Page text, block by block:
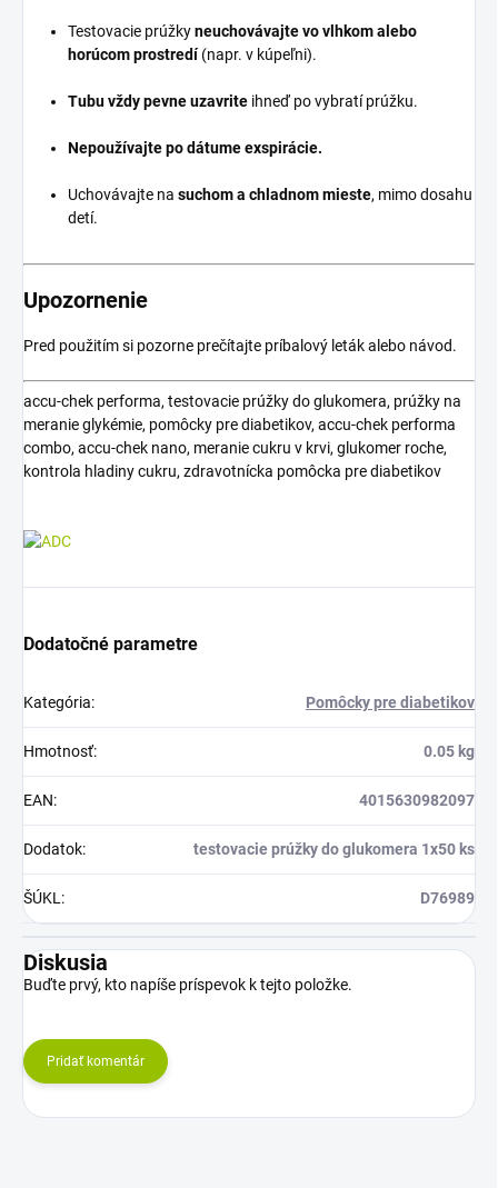
Testovacie prúžkyneuchovávajte vo vlhkom alebo
horúcom prostredí(napr. v kúpeľni).
Tubu vždy pevne uzavrite ihneď po vybratí prúžku.
Nepoužívajte po dátume exspirácie.
Uchovávajte na suchom a chladnom mieste, mimo dosahu
detí.
Upozornenie
Pred použitím si pozorne prečítajte príbalový leták alebo návod.
accu-chek performa, testovacie prúžky do glukomera, prúžky na
meranie glykémie, pomôcky pre diabetikov, accu-chek performa
combo, accu-chek nano, meranie cukru v krvi, glukomer roche,
kontrola hladiny cukru, zdravotnícka pomôcka pre diabetikov
Dodatočné parametre
Kategória: Pomôcky pre diabetikov
Hmotnosť: 0.05 kg
EAN: 4015630982097
Dodatok: testovacie prúžky do glukomera 1x50 ks
ŠÚKL : D76989
Diskusia
Buďte prvý, kto napíše príspevok k tejto položke.
Pridať komentár